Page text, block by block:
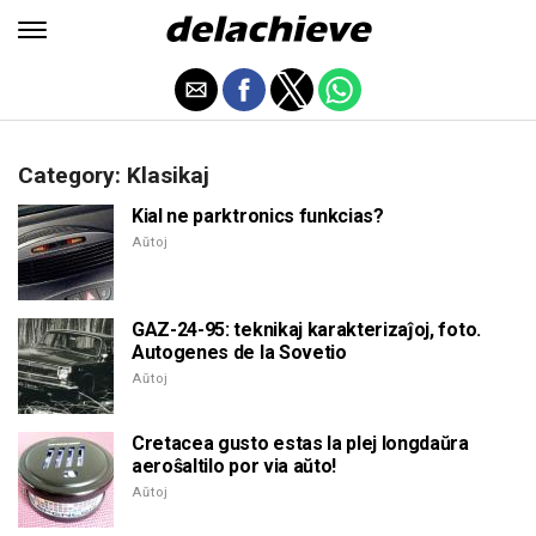
Category: Klasikaj
Kial ne parktronics funkcias?
Aŭtoj
GAZ-24-95: teknikaj karakterizaĵoj, foto.
Autogenes de la Sovetio
Aŭtoj
Cretacea gusto estas la plej longdaŭra
aeroŝaltilo por via aŭto!
Aŭtoj